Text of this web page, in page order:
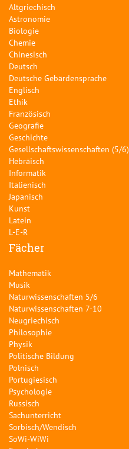
Altgriechisch
Astronomie
Biologie
Chemie
Chinesisch
Deutsch
Deutsche Gebärdensprache
Englisch
Ethik
Französisch
Geografie
Geschichte
Gesellschaftswissenschaften (5/6)
Hebräisch
Informatik
Italienisch
Japanisch
Kunst
Latein
L-E-R
Fächer
Mathematik
Musik
Naturwissenschaften 5/6
Naturwissenschaften 7-10
Neugriechisch
Philosophie
Physik
Politische Bildung
Polnisch
Portugiesisch
Psychologie
Russisch
Sachunterricht
Sorbisch/Wendisch
SoWi-WiWi